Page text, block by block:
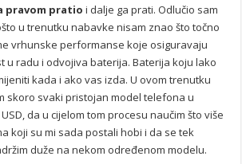
pravom pratio i dalje ga prati. Odlučio sam
u trenutku nabavke nisam znao što točno
vrhunske performanse koje osiguravaju
u radu i odvojiva baterija. Baterija koju lako
kada i ako vas izda. U ovom trenutku
skoro svaki pristojan model telefona u
da u cijelom tom procesu naučim što više
koji su mi sada postali hobi i da se tek
duže na nekom određenom modelu.